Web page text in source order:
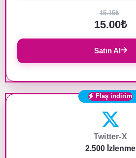
15.15₺
15.00₺
Satın Al
Flaş indirim
Twitter-X
2.500 İzlenme